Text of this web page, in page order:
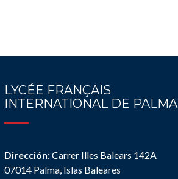
LYCÉE FRANÇAIS
INTERNATIONAL DE PALMA
Dirección:Carrer Illes Balears 142A
07014 Palma, Islas Baleares